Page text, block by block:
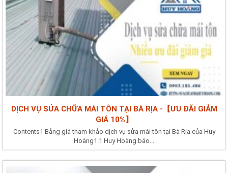
DỊCH VỤ SỬA CHỮA MÁI TÔN TẠI BÀ RỊA -【ƯU ĐÃI GIẢM
GIÁ 10%】
Contents1 Bảng giá tham khảo dịch vụ sửa mái tôn tại Bà Rịa của Huy
Hoàng1.1 Huy Hoàng báo...